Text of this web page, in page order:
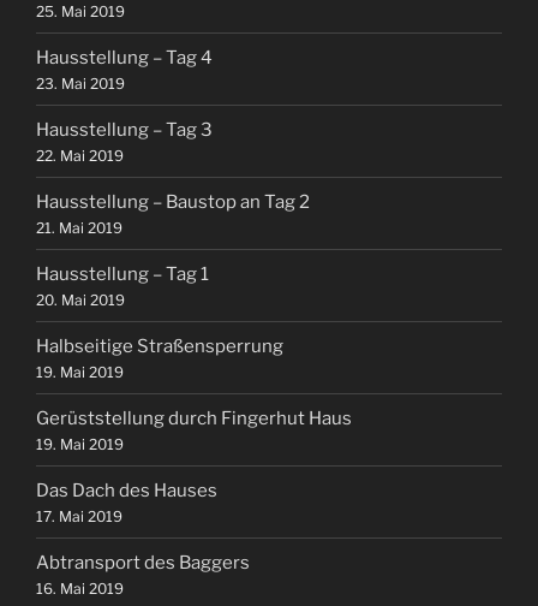
25. Mai 2019
Hausstellung – Tag 4
23. Mai 2019
Hausstellung – Tag 3
22. Mai 2019
Hausstellung – Baustop an Tag 2
21. Mai 2019
Hausstellung – Tag 1
20. Mai 2019
Halbseitige Straßensperrung
19. Mai 2019
Gerüststellung durch Fingerhut Haus
19. Mai 2019
Das Dach des Hauses
17. Mai 2019
Abtransport des Baggers
16. Mai 2019